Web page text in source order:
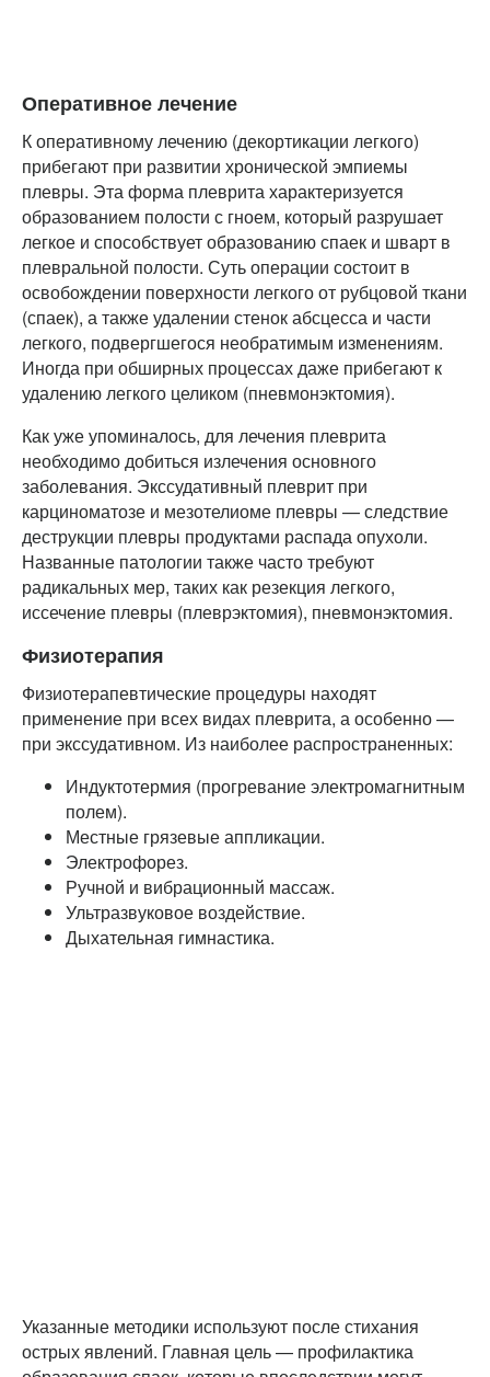
Оперативное лечение
К оперативному лечению (декортикации легкого)
прибегают при развитии хронической эмпиемы
плевры. Эта форма плеврита характеризуется
образованием полости с гноем, который разрушает
легкое и способствует образованию спаек и шварт в
плевральной полости. Суть операции состоит в
освобождении поверхности легкого от рубцовой ткани
(спаек), а также удалении стенок абсцесса и части
легкого, подвергшегося необратимым изменениям.
Иногда при обширных процессах даже прибегают к
удалению легкого целиком (пневмонэктомия).
Как уже упоминалось, для лечения плеврита
необходимо добиться излечения основного
заболевания. Экссудативный плеврит при
карциноматозе и мезотелиоме плевры — следствие
деструкции плевры продуктами распада опухоли.
Названные патологии также часто требуют
радикальных мер, таких как резекция легкого,
иссечение плевры (плеврэктомия), пневмонэктомия.
Физиотерапия
Физиотерапевтические процедуры находят
применение при всех видах плеврита, а особенно —
при экссудативном. Из наиболее распространенных:
Индуктотермия (прогревание электромагнитным
полем).
Местные грязевые аппликации.
Электрофорез.
Ручной и вибрационный массаж.
Ультразвуковое воздействие.
Дыхательная гимнастика.
Указанные методики используют после стихания
острых явлений. Главная цель — профилактика